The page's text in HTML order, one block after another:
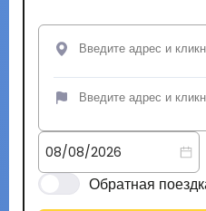
Обратная